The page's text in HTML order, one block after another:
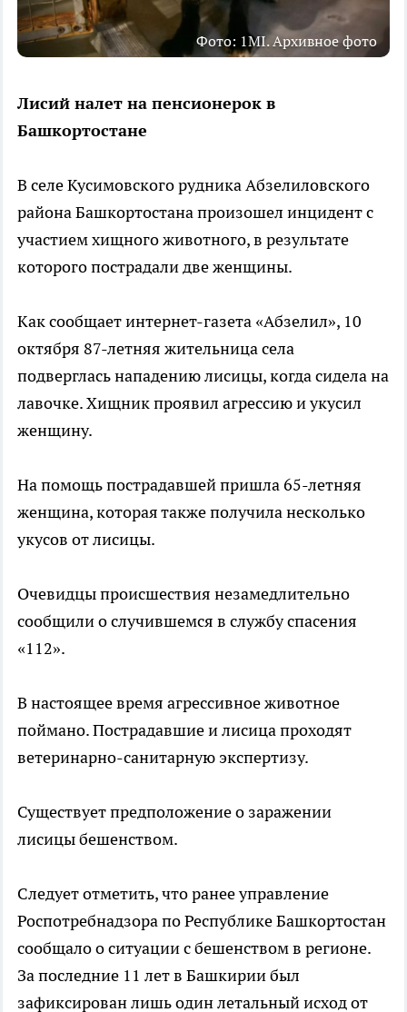
Фото: 1MI. Архивное фото
Лисий налет на пенсионерок в
Башкортостане
В селе Кусимовского рудника Абзелиловского
района Башкортостана произошел инцидент с
участием хищного животного, в результате
которого пострадали две женщины.
Как сообщает интернет-газета «Абзелил», 10
октября 87-летняя жительница села
подверглась нападению лисицы, когда сидела на
лавочке. Хищник проявил агрессию и укусил
женщину.
На помощь пострадавшей пришла 65-летняя
женщина, которая также получила несколько
укусов от лисицы.
Очевидцы происшествия незамедлительно
сообщили о случившемся в службу спасения
«112».
В настоящее время агрессивное животное
поймано. Пострадавшие и лисица проходят
ветеринарно-санитарную экспертизу.
Существует предположение о заражении
лисицы бешенством.
Следует отметить, что ранее управление
Роспотребнадзора по Республике Башкортостан
сообщало о ситуации с бешенством в регионе.
За последние 11 лет в Башкирии был
зафиксирован лишь один летальный исход от